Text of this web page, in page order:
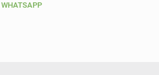
WHATSAPP